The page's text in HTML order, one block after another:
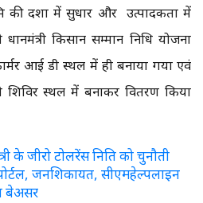
दशा में सुधार और उत्पादकता में
किसान सम्मान निधि योजना
आई डी स्थल में ही बनाया गया एवं
स्थल में बनाकर वितरण किया
के जीरो टोलरेंस निति को चुनौती
जनशिकायत, सीएमहेल्पलाइन
बेअसर